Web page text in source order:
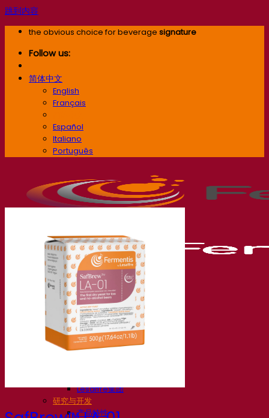
跳到内容
the obvious choice for beverage signature
Follow us:
简体中文
English
Français
Español
Italiano
Português
我们的公司
关于我们
发酵专家
Fermentis 园区
Lesaffre集团
研究与开发
产品特性